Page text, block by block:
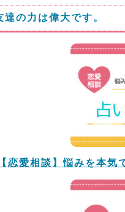
の力は偉大です。
【恋愛相談】悩みを本